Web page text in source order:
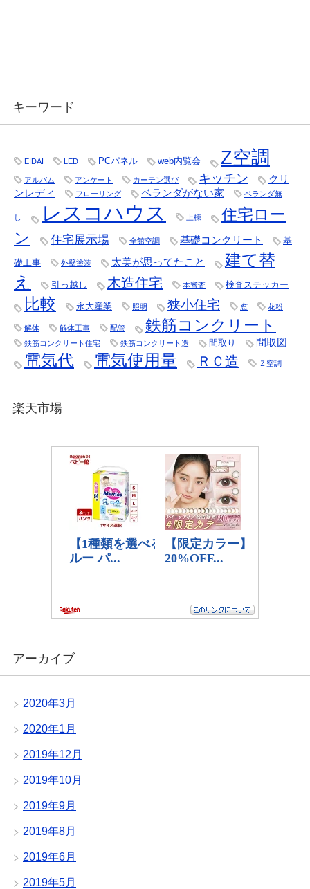
キーワード
EIDAI LED PCパネル web内覧会 Z空調
アルバム アンケート カーテン選び キッチン
クリ
ンレディ
フローリング ベランダがない家 ベランダ無
し レスコハウス 上棟
住宅ロー
ン
住宅展示場 全館空調 基礎コンクリート 基
礎工事 外壁塗装 太美が思ってたこと
建て替
え
引っ越し 木造住宅 本審査 検査ステッカー
比較 永大産業 照明 狭小住宅 窓 花粉
解体 解体工事 配管 鉄筋コンクリート
鉄筋コンクリート住宅 鉄筋コンクリート造 間取り 間取図
電気代 電気使用量 ＲＣ造 Ｚ空調
楽天市場
アーカイブ
2020年3月
2020年1月
2019年12月
2019年10月
2019年9月
2019年8月
2019年6月
2019年5月